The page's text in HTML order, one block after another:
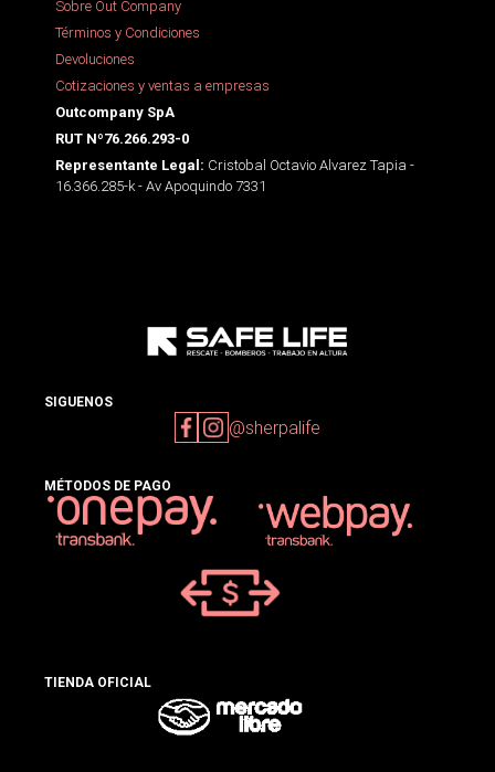
Sobre Out Company
Términos y Condiciones
Devoluciones
Cotizaciones y ventas a empresas
Outcompany SpA
RUT Nº76.266.293-0
Representante Legal: Cristobal Octavio Alvarez Tapia -
16.366.285-k - Av Apoquindo 7331
SIGUENOS
@sherpalife
MÉTODOS DE PAGO
TIENDA OFICIAL